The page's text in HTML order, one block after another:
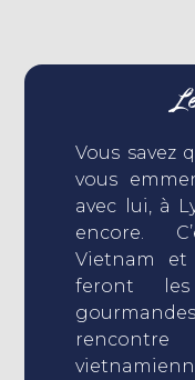
Vous savez
vous
avec lui, à
encore.
Vietnam et
feront les